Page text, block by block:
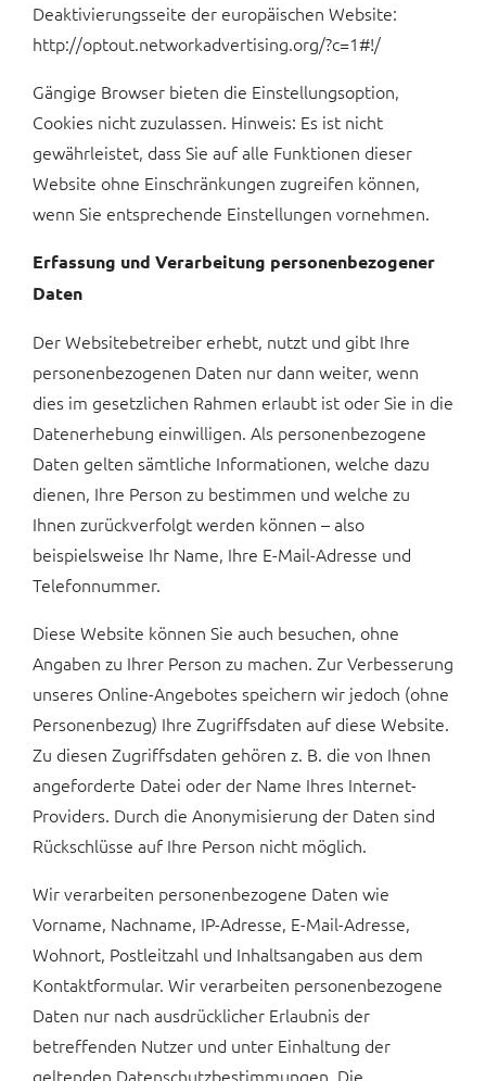
Deaktivierungsseite der europäischen Website:
http://optout.networkadvertising.org/?c=1#!/
Gängige Browser bieten die Einstellungsoption,
Cookies nicht zuzulassen. Hinweis: Es ist nicht
gewährleistet, dass Sie auf alle Funktionen dieser
Website ohne Einschränkungen zugreifen können,
wenn Sie entsprechende Einstellungen vornehmen.
Erfassung und Verarbeitung personenbezogener
Daten
Der Websitebetreiber erhebt, nutzt und gibt Ihre
personenbezogenen Daten nur dann weiter, wenn
dies im gesetzlichen Rahmen erlaubt ist oder Sie in die
Datenerhebung einwilligen. Als personenbezogene
Daten gelten sämtliche Informationen, welche dazu
dienen, Ihre Person zu bestimmen und welche zu
Ihnen zurückverfolgt werden können – also
beispielsweise Ihr Name, Ihre E-Mail-Adresse und
Telefonnummer.
Diese Website können Sie auch besuchen, ohne
Angaben zu Ihrer Person zu machen. Zur Verbesserung
unseres Online-Angebotes speichern wir jedoch (ohne
Personenbezug) Ihre Zugriffsdaten auf diese Website.
Zu diesen Zugriffsdaten gehören z. B. die von Ihnen
angeforderte Datei oder der Name Ihres Internet-
Providers. Durch die Anonymisierung der Daten sind
Rückschlüsse auf Ihre Person nicht möglich.
Wir verarbeiten personenbezogene Daten wie
Vorname, Nachname, IP-Adresse, E-Mail-Adresse,
Wohnort, Postleitzahl und Inhaltsangaben aus dem
Kontaktformular. Wir verarbeiten personenbezogene
Daten nur nach ausdrücklicher Erlaubnis der
betreffenden Nutzer und unter Einhaltung der
geltenden Datenschutzbestimmungen. Die